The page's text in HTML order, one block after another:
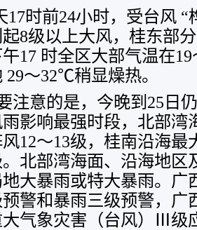
17时前24小时，受台风
8级以上大风，桂东部
17 时全区大部气温在19
29～32℃稍显燥热。
注意的是，今晚到25日
影响最强时段，北部湾
12～13级，桂南沿海最
。北部湾海面、沿海地区
大暴雨或特大暴雨。广
警和暴雨三级预警，广
大气象灾害（台风）Ⅲ级